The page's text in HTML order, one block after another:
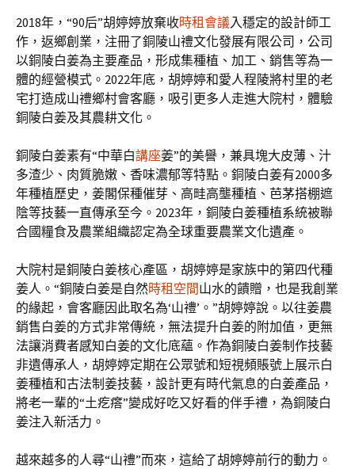
2018年，“90后”胡婷婷放棄收時租會議入穩定的設計師工
作，返鄉創業，注冊了銅陵山禮文化發展有限公司，公司
以銅陵白姜為主要產品，形成集種植、加工、銷售等為一
體的經營模式。2022年底，胡婷婷和愛人程陵將村里的老
宅打造成山禮鄉村會客廳，吸引更多人走進大院村，體驗
銅陵白姜及其農耕文化。
銅陵白姜素有“中華白講座姜”的美譽，兼具塊大皮薄、汁
多渣少、肉質脆嫩、香味濃郁等特點。銅陵白姜有2000多
年種植歷史，姜閣保種催芽、高畦高壟種植、芭茅搭棚遮
陰等技藝一直傳承至今。2023年，銅陵白姜種植系統被聯
合國糧食及農業組織認定為全球重要農業文化遺產。
大院村是銅陵白姜核心產區，胡婷婷是家族中的第四代種
姜人。“銅陵白姜是自然時租空間山水的饋贈，也是我創業
的緣起，會客廳因此取名為‘山禮’。”胡婷婷說。以往姜農
銷售白姜的方式非常傳統，無法提升白姜的附加值，更無
法讓消費者感知白姜的文化底蘊。作為銅陵白姜制作技藝
非遺傳承人，胡婷婷定期在公眾號和短視頻賬號上展示白
姜種植和古法制姜技藝，設計更有時代氣息的白姜產品，
將老一輩的“土疙瘩”變成好吃又好看的伴手禮，為銅陵白
姜注入新活力。
越來越多的人尋“山禮”而來，這給了胡婷婷前行的動力。